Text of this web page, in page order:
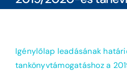
Dokumentumok
Igénylőlap leadásának
tankönyvtámogatáshoz a